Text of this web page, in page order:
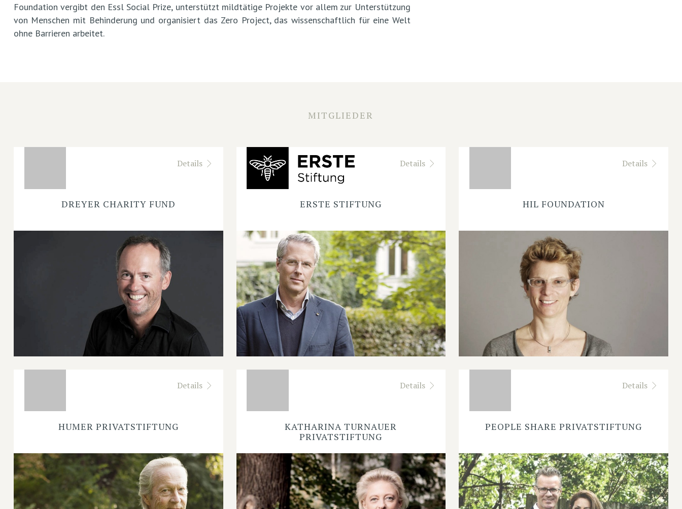
Foundation vergibt den Essl Social Prize, unterstützt mildtätige Projekte vor allem zur Unterstützung
von Menschen mit Behinderung und organisiert das Zero Project, das wissenschaftlich für eine Welt
ohne Barrieren arbeitet.
MITGLIEDER
Details
DREYER CHARITY FUND
Details
ERSTE STIFTUNG
Details
HIL FOUNDATION
Details
HUMER PRIVATSTIFTUNG
Details
KATHARINA TURNAUER
PRIVATSTIFTUNG
Details
PEOPLE SHARE PRIVATSTIFTUNG